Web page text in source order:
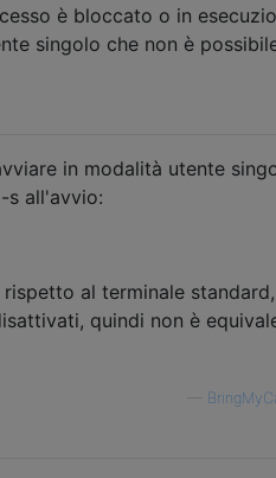
è bloccato o in
singolo che non è
in modalità utente
s all'avvio:
al terminale standard,
quindi non è